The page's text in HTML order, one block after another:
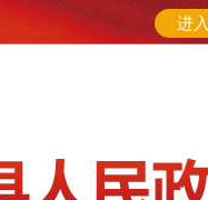
进